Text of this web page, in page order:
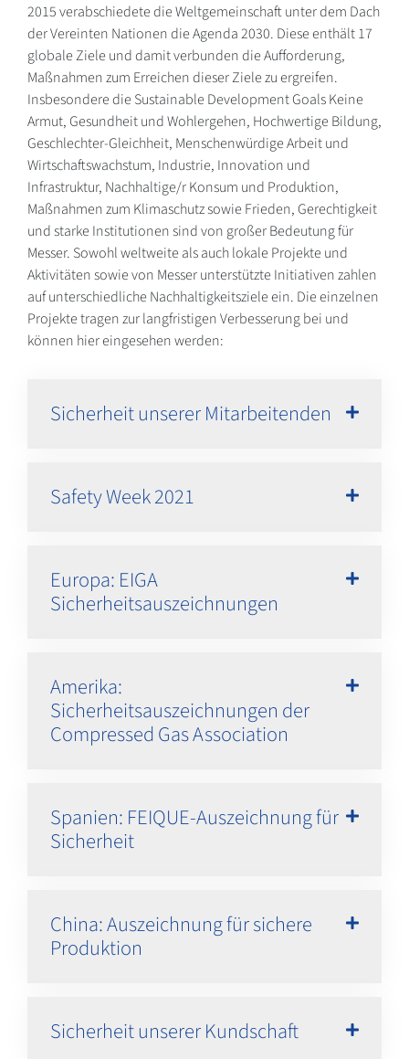
2015 verabschiedete die Weltgemeinschaft unter dem Dach
der Vereinten Nationen die Agenda 2030. Diese enthält 17
globale Ziele und damit verbunden die Aufforderung,
Maßnahmen zum Erreichen dieser Ziele zu ergreifen.
Insbesondere die Sustainable Development Goals Keine
Armut, Gesundheit und Wohlergehen, Hochwertige Bildung,
Geschlechter-Gleichheit, Menschenwürdige Arbeit und
Wirtschaftswachstum, Industrie, Innovation und
Infrastruktur, Nachhaltige/r Konsum und Produktion,
Maßnahmen zum Klimaschutz sowie Frieden, Gerechtigkeit
und starke Institutionen sind von großer Bedeutung für
Messer. Sowohl weltweite als auch lokale Projekte und
Aktivitäten sowie von Messer unterstützte Initiativen zahlen
auf unterschiedliche Nachhaltigkeitsziele ein. Die einzelnen
Projekte tragen zur langfristigen Verbesserung bei und
können hier eingesehen werden:
Sicherheit unserer Mitarbeitenden
Safety Week 2021
Europa: EIGA
Sicherheitsauszeichnungen
Amerika:
Sicherheitsauszeichnungen der
Compressed Gas Association
Spanien: FEIQUE-Auszeichnung für
Sicherheit
China: Auszeichnung für sichere
Produktion
Sicherheit unserer Kundschaft